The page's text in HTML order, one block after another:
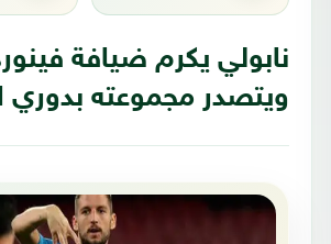
نابولي يكرم ضيافة فينورد
ويتصدر مجموعته بدوري